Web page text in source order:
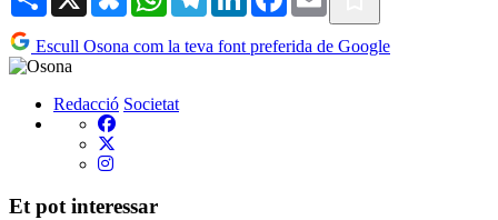
Escull Osona com la teva font preferida de Google
Redacció Societat
Et pot interessar